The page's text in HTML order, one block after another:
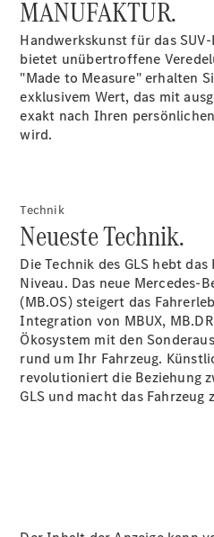
Anbieter/
MANUFAKTUR.
Handwerkskunst für das SUV-
bietet unübertroffene
"Made to Measure" erhalten
exklusivem Wert, das mit
exakt nach Ihren
wird.
Technik
Neueste Technik.
Die Technik des GLS hebt
Niveau. Das neue Mercedes-
(MB.OS) steigert das
Integration von MBUX,
Ökosystem mit den
rund um Ihr Fahrzeug.
revolutioniert die Beziehung
GLS und macht das Fahrzeug